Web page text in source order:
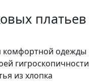
платьев
комфортной одежды
гигроскопичности
из хлопка